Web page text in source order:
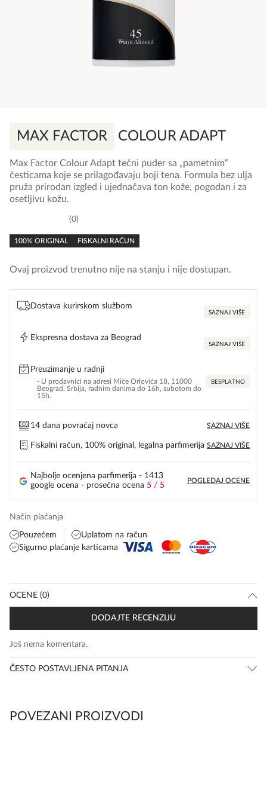
MAX FACTOR COLOUR ADAPT
rating
0
100% ORIGINAL FISKALNI RAČUN
Max Factor Colour Adapt tečni puder sa „pametnim“
česticama koje se prilagođavaju boji tena. Formula bez ulja
pruža prirodan izgled i ujednačava ton kože, pogodan i za
osetljivu kožu.
Ovaj proizvod trenutno nije na stanju i nije dostupan.
Dostava kurirskom službom
SAZNAJ VIŠE
Ekspresna dostava za Beograd
SAZNAJ VIŠE
Preuzimanje u radnji
- U prodavnici na adresi Miće Orlovića 18, 11000
Beograd, Srbija, radnim danima do 16h, subotom do
15h.
BESPLATNO
14 dana povraćaj novca SAZNAJ VIŠE
Fiskalni račun, 100% original, legalna parfimerija SAZNAJ VIŠE
Najbolje ocenjena parfimerija - 1413
google ocena - prosečna ocena 5 / 5
POGLEDAJ OCENE
Način plaćanja
Pouzećem
Uplatom na račun
Sigurno plaćanje karticama
OCENE (0)
Još nema komentara.
DODAJTE RECENZIJU
ČESTO POSTAVLJENA PITANJA
POVEZANI PROIZVODI